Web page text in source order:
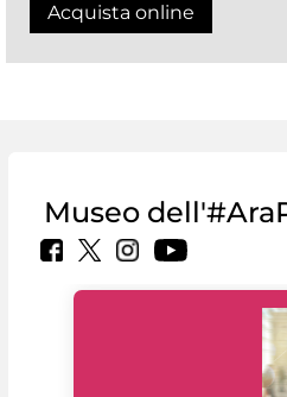
Acquista online
Museo